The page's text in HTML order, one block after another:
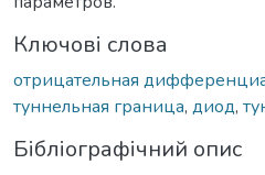
Ключові слова
отрицательная
туннельная граница, диод,
Бібліографічний опис